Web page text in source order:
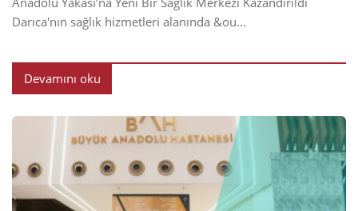
Darıca'nın sağlık hizmetleri alanında &ou...
Devamını oku
2024